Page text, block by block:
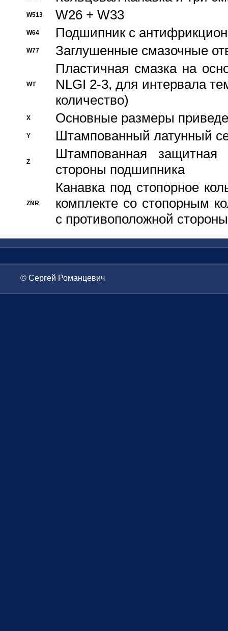
W513 W26 + W33
W64 Подшипник с
W77 Заглушенные смазочные
WT
Пластичная смазка на
NLGI 2-3, для интервала
количество)
X Основные размеры
Y Штампованный латунный
Z
Штампованная
стороны подшипника
ZNR
Канавка под стопорное
комплекте со стопорным
с противоположной стороны
© Сергей Романцевич